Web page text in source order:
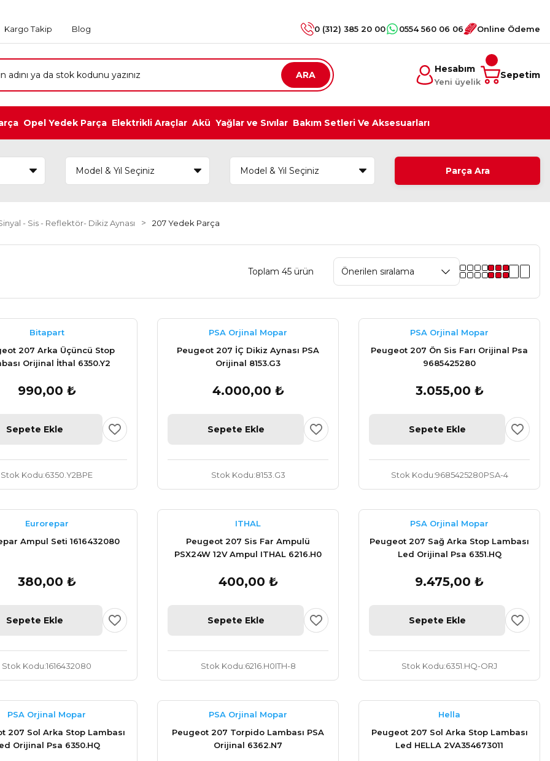
Kargo Takip Blog 0 (312) 385 20 00 0554 560 06 06 Online Ödeme
ARA
Hesabım
Yeni üyelik
Sepetim
Opel Yedek Parça Elektrikli Araçlar Akü Yağlar ve Sıvılar Bakım Setleri Ve Aksesuarları
Parça Ara
- Sis - Reflektör- Dikiz Aynası 207 Yedek Parça
Toplam 45 ürün
Bitapart
207 Arka Üçüncü Stop
Orijinal İthal 6350.Y2
990,00 ₺
Sepete Ekle
Stok Kodu 6350.Y2BPE
PSA Orjinal Mopar
Peugeot 207 İÇ Dikiz Aynası PSA
Orijinal 8153.G3
4.000,00 ₺
Sepete Ekle
Stok Kodu 8153.G3
PSA Orjinal Mopar
Peugeot 207 Ön Sis Farı Orijinal Psa
9685425280
3.055,00 ₺
Sepete Ekle
Stok Kodu 9685425280PSA-4
Eurorepar
Ampul Seti 1616432080
380,00 ₺
Sepete Ekle
Stok Kodu 1616432080
ITHAL
Peugeot 207 Sis Far Ampulü
PSX24W 12V Ampul ITHAL 6216.H0
400,00 ₺
Sepete Ekle
Stok Kodu 6216.H0ITH-8
PSA Orjinal Mopar
Peugeot 207 Sağ Arka Stop Lambası
Led Orijinal Psa 6351.HQ
9.475,00 ₺
Sepete Ekle
Stok Kodu 6351.HQ-ORJ
PSA Orjinal Mopar
207 Sol Arka Stop Lambası
Orijinal Psa 6350.HQ
PSA Orjinal Mopar
Peugeot 207 Torpido Lambası PSA
Orijinal 6362.N7
Hella
Peugeot 207 Sol Arka Stop Lambası
Led HELLA 2VA354673011